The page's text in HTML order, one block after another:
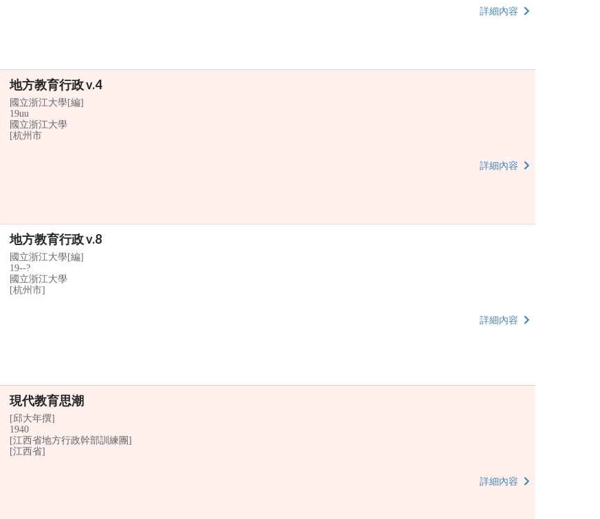
詳細內容
地方教育行政 v.4
國立浙江大學[編]
19uu
國立浙江大學
[杭州市
詳細內容
地方教育行政 v.8
國立浙江大學[編]
19--?
國立浙江大學
[杭州市]
詳細內容
現代教育思潮
[邱大年撰]
1940
[江西省地方行政幹部訓練團]
[江西省]
詳細內容